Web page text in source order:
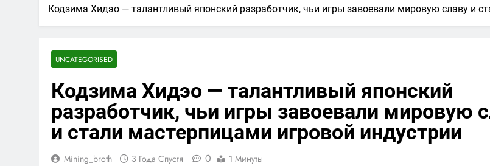
Кодзима Хидэо — талантливый японский разработчик, чьи игры завоевали мировую славу и
UNCATEGORISED
Кодзима Хидэо — талантливый японский
разработчик, чьи игры завоевали мировую
и стали мастерпицами игровой индустрии
Mining_broth 3 Года Спустя 0 1 Минуты